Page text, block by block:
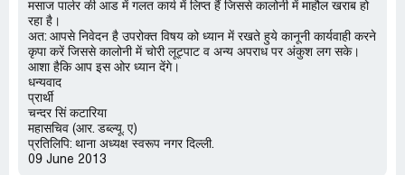
मसाज पार्लर की आड में गलत कार्य में लिप्त हैं जिससे कालोनी में माहौल खराब हो
रहा है।
अत: आपसे निवेदन है उपरोक्त विषय को ध्यान में रखते हुये कानूनी कार्यवाही करने
कृपा करें जिससे कालोनी में चोरी लूट्पाट व अन्य अपराध पर अंकुश लग सके।
आशा हैकि आप इस ओर ध्यान देंगे।
धन्यवाद
प्रार्थी
चन्दर सिं कटारिया
महासचिव (आर. डब्ल्यू. ए)
प्रतिलिपि: थाना अध्यक्ष स्वरूप नगर दिल्ली.
09 June 2013